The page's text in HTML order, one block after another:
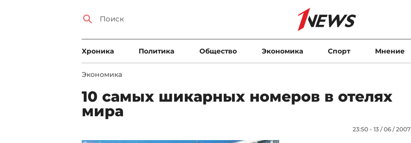
Xроника Политика Общество Экономика Спорт Мнение
Экономика
10 самых шикарных номеров в отелях
мира
23:50 - 13 / 06 / 2007